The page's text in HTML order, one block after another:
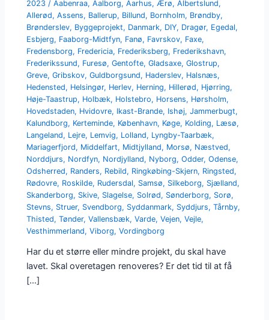
2023 /Aabenraa,Aalborg,Aarhus, Ærø,Albertslund,
Allerød,Assens, Ballerup, Billund, Bornholm, Brøndby,
Brønderslev, Byggeprojekt, Danmark, DIY, Dragør, Egedal,
Esbjerg, Faaborg-Midtfyn, Fanø, Favrskov, Faxe,
Fredensborg, Fredericia, Frederiksberg, Frederikshavn,
Frederikssund, Furesø,Gentofte,Gladsaxe,Glostrup,
Greve,Gribskov,Guldborgsund, Haderslev, Halsnæs,
Hedensted, Helsingør, Herlev, Herning, Hillerød, Hjørring,
Høje-Taastrup, Holbæk, Holstebro, Horsens, Hørsholm,
Hovedstaden, Hvidovre, Ikast-Brande, Ishøj,Jammerbugt,
Kalundborg, Kerteminde, København, Køge, Kolding, Læsø,
Langeland, Lejre, Lemvig, Lolland, Lyngby-Taarbæk,
Mariagerfjord, Middelfart, Midtjylland, Morsø, Næstved,
Norddjurs, Nordfyn, Nordjylland, Nyborg,Odder,Odense,
Odsherred, Randers, Rebild, Ringkøbing-Skjern, Ringsted,
Rødovre, Roskilde, Rudersdal, Samsø, Silkeborg, Sjælland,
Skanderborg, Skive, Slagelse, Solrød, Sønderborg, Sorø,
Stevns, Struer, Svendborg, Syddanmark, Syddjurs,Tårnby,
Thisted,Tønder,Vallensbæk,Varde,Vejen,Vejle,
Vesthimmerland,Viborg,Vordingborg
Har du et større eller mindre projekt, du skal have
lavet. Skal overetagen renoveres? Er det tid til at få
[…]